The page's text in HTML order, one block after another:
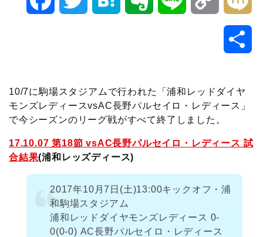
o
t
e
n
a
n
o
o
i
k
10/7に駒場スタジアムで行われた「浦和レッドダイヤ
モンズレディースvsAC長野パルセイロ・レディース」
で今シーズンのリーグ戦がすべて終了しました。
17.10.07 第18節 vsAC長野パルセイロ・レディース 試
合結果(浦和レッズディース)
2017年10月7日(土)13:00キックオフ・浦
和駒場スタジアム
浦和レッドダイヤモンズレディース 0-
0(0-0) AC長野パルセイロ・レディース